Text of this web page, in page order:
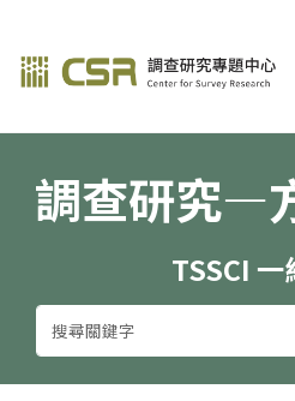
調查研究—方法
調查研究—
TSSCI 一